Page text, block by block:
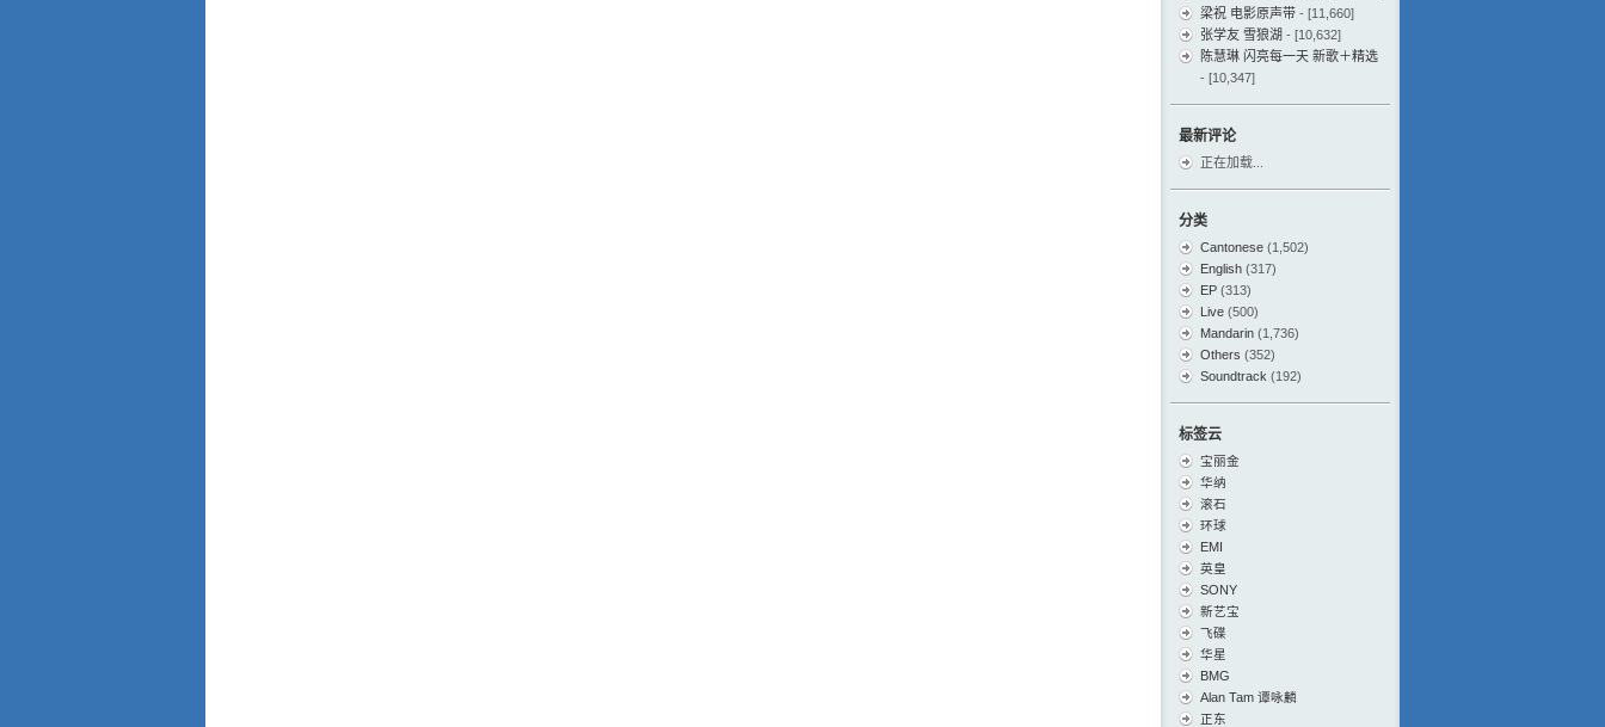
梁祝 电影原声带 - [11,660]
张学友 雪狼湖 - [10,632]
陈慧琳 闪亮每一天 新歌＋精选
- [10,347]
最新评论
正在加载...
分类
Cantonese (1,502)
English (317)
EP (313)
Live (500)
Mandarin (1,736)
Others (352)
Soundtrack (192)
标签云
宝丽金
华纳
滚石
环球
EMI
英皇
SONY
新艺宝
飞碟
华星
BMG
Alan Tam 谭咏麟
正东